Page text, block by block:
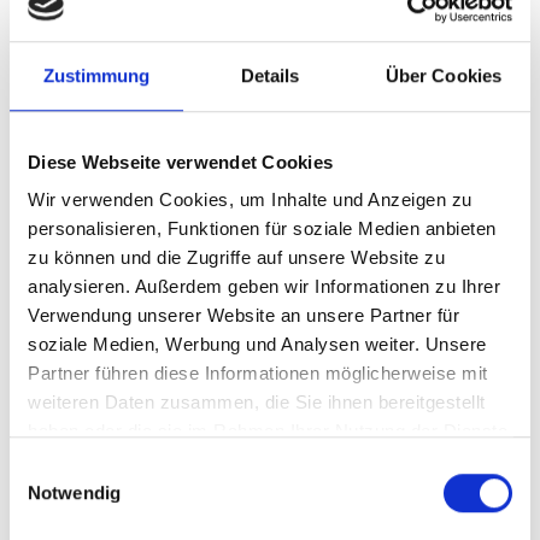
Zustimmung Details Über Cookies
Diese Webseite verwendet Cookies
Wir verwenden Cookies, um Inhalte und Anzeigen zu
personalisieren, Funktionen für soziale Medien anbieten
zu können und die Zugriffe auf unsere Website zu
analysieren. Außerdem geben wir Informationen zu Ihrer
Verwendung unserer Website an unsere Partner für
soziale Medien, Werbung und Analysen weiter. Unsere
Partner führen diese Informationen möglicherweise mit
weiteren Daten zusammen, die Sie ihnen bereitgestellt
Notwendig
eine wichtige Grundlage, um den CO₂-Ausstoß reduzieren
zu können.
sind nun UVI-fähig und alle Bewohner*innen wurden dieser
Tage persönlich angeschrieben, um sich bei unserem
Messdienstleister für den Abruf der unterjährigen
Verbrauchsinformationen (UVI) registrieren zu können.
Damit alle Bewohner*innen von Beginn an möglichst gut
informiert sind, haben wir neben o.g. Informationen auch die